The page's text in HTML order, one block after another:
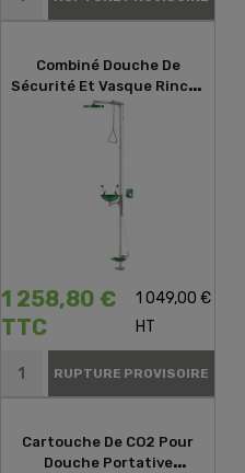
Combiné Douche De
Sécurité Et Vasque Rince-
Oeil
1 258,80 €
TTC
1 049,00 €
HT
RUPTURE PROVISOIRE
Cartouche De CO2 Pour
Douche Portative